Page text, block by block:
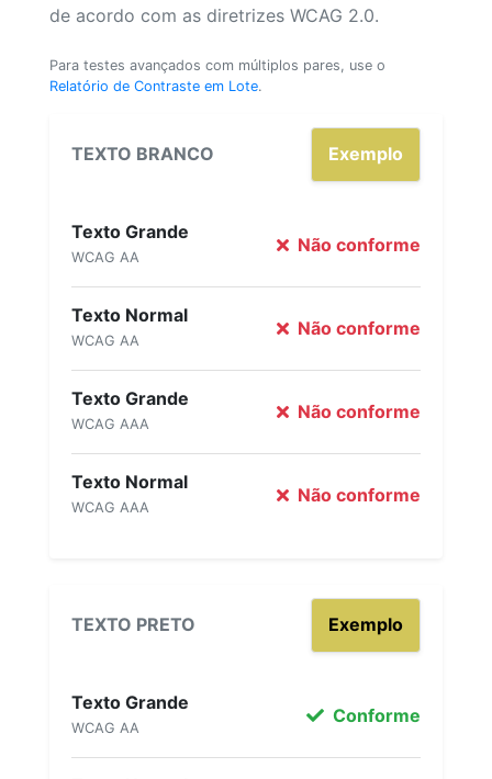
de acordo com as diretrizes WCAG 2.0.
Para testes avançados com múltiplos pares, use o
Relatório de Contraste em Lote.
TEXTO BRANCO Exemplo
Texto Grande
WCAG AA
Não conforme
Texto Normal
WCAG AA
Não conforme
Texto Grande
WCAG AAA
Não conforme
Texto Normal
WCAG AAA
Não conforme
TEXTO PRETO Exemplo
Texto Grande
WCAG AA
Conforme